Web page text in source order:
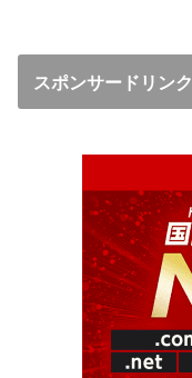
スポンサードリンク